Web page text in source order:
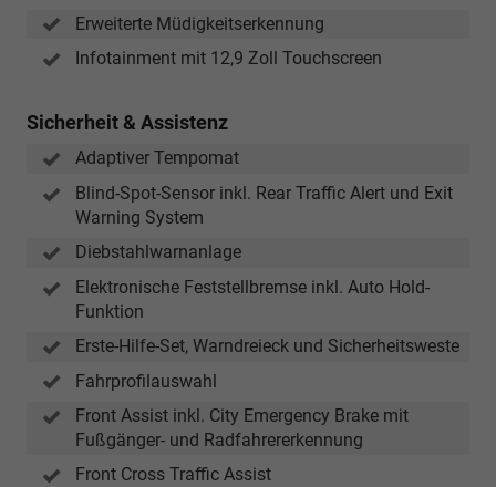
Erweiterte Müdigkeitserkennung
Infotainment mit 12,9 Zoll Touchscreen
Sicherheit & Assistenz
Adaptiver Tempomat
Blind-Spot-Sensor inkl. Rear Traffic Alert und Exit
Warning System
Diebstahlwarnanlage
Elektronische Feststellbremse inkl. Auto Hold-
Funktion
Erste-Hilfe-Set, Warndreieck und Sicherheitsweste
Fahrprofilauswahl
Front Assist inkl. City Emergency Brake mit
Fußgänger- und Radfahrererkennung
Front Cross Traffic Assist